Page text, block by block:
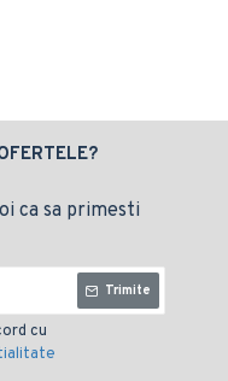
ca sa primesti
Trimite
cu